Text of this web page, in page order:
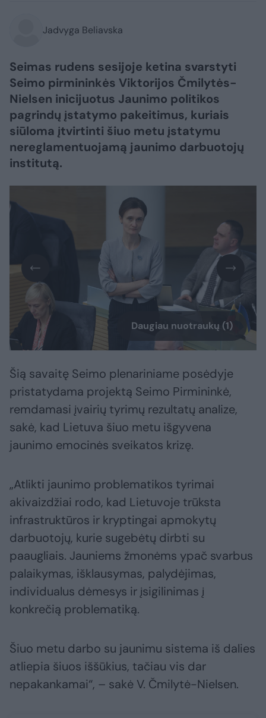
Jadvyga Beliavska
Seimas rudens sesijoje ketina svarstyti
Seimo pirmininkės Viktorijos Čmilytės-
Nielsen inicijuotus Jaunimo politikos
pagrindų įstatymo pakeitimus, kuriais
siūloma įtvirtinti šiuo metu įstatymu
nereglamentuojamą jaunimo darbuotojų
institutą.
Daugiau nuotraukų (1)
Šią savaitę Seimo plenariniame posėdyje
pristatydama projektą Seimo Pirmininkė,
remdamasi įvairių tyrimų rezultatų analize,
sakė, kad Lietuva šiuo metu išgyvena
jaunimo emocinės sveikatos krizę.
„Atlikti jaunimo problematikos tyrimai
akivaizdžiai rodo, kad Lietuvoje trūksta
infrastruktūros ir kryptingai apmokytų
darbuotojų, kurie sugebėtų dirbti su
paaugliais. Jauniems žmonėms ypač svarbus
palaikymas, išklausymas, palydėjimas,
individualus dėmesys ir įsigilinimas į
konkrečią problematiką.
Šiuo metu darbo su jaunimu sistema iš dalies
atliepia šiuos iššūkius, tačiau vis dar
nepakankamai“, – sakė V. Čmilytė-Nielsen.